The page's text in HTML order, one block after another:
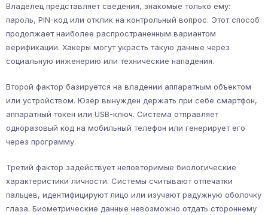
Владелец представляет сведения, знакомые только ему:
пароль, PIN-код или отклик на контрольный вопрос. Этот способ
продолжает наиболее распространенным вариантом
верификации. Хакеры могут украсть такую данные через
социальную инженерию или технические нападения.
Второй фактор базируется на владении аппаратным объектом
или устройством. Юзер вынужден держать при себе смартфон,
аппаратный токен или USB-ключ. Система отправляет
одноразовый код на мобильный телефон или генерирует его
через программу.
Третий фактор задействует неповторимые биологические
характеристики личности. Системы считывают отпечатки
пальцев, идентифицируют лицо или изучают радужную оболочку
глаза. Биометрические данные невозможно отдать стороннему